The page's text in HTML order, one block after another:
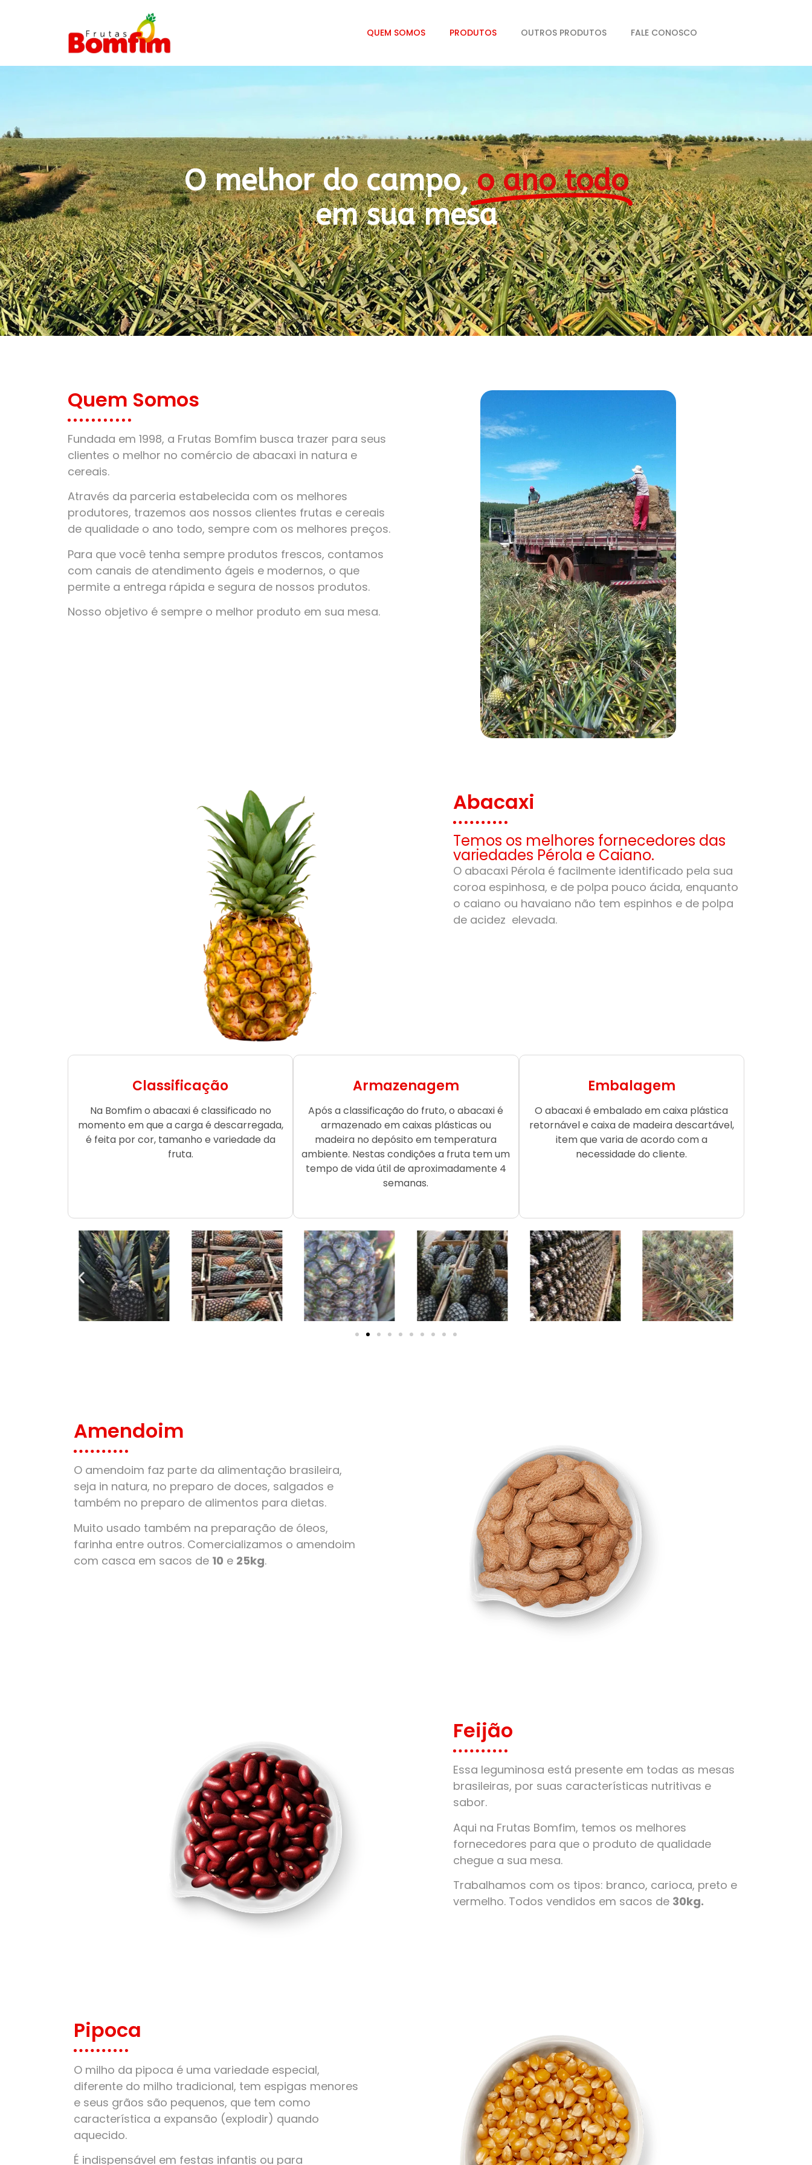
QUEM SOMOS PRODUTOS OUTROS PRODUTOS FALE CONOSCO
O melhor do campo,o ano todo
em sua mesa
Quem Somos
Fundada em 1998, a Frutas Bomfim busca trazer para seus
clientes o melhor no comércio de abacaxi in natura e
cereais.
Através da parceria estabelecida com os melhores
produtores, trazemos aos nossos clientes frutas e cereais
de qualidade o ano todo, sempre com os melhores preços.
Para que você tenha sempre produtos frescos, contamos
com canais de atendimento ágeis e modernos, o que
permite a entrega rápida e segura de nossos produtos.
Nosso objetivo é sempre o melhor produto em sua mesa.
Abacaxi
Temos os melhores fornecedores das
variedades Pérola e Caiano.
O abacaxi Pérola é facilmente identificado pela sua
coroa espinhosa, e de polpa pouco ácida, enquanto
o caiano ou havaiano não tem espinhos e de polpa
de acidez elevada.
Classificação
Na Bomfim o abacaxi é classificado no
momento em que a carga é descarregada,
é feita por cor, tamanho e variedade da
fruta.
Armazenagem
Após a classificação do fruto, o abacaxi é
armazenado em caixas plásticas ou
madeira no depósito em temperatura
ambiente. Nestas condições a fruta tem um
tempo de vida útil de aproximadamente 4
semanas.
Embalagem
O abacaxi é embalado em caixa plástica
retornável e caixa de madeira descartável,
item que varia de acordo com a
necessidade do cliente.
Amendoim
O amendoim faz parte da alimentação brasileira,
seja in natura, no preparo de doces, salgados e
também no preparo de alimentos para dietas.
Muito usado também na preparação de óleos,
farinha entre outros. Comercializamos o amendoim
com casca em sacos de 10 e 25kg.
Feijão
Essa leguminosa está presente em todas as mesas
brasileiras, por suas características nutritivas e
sabor.
Aqui na Frutas Bomfim, temos os melhores
fornecedores para que o produto de qualidade
chegue a sua mesa.
Trabalhamos com os tipos: branco, carioca, preto e
vermelho. Todos vendidos em sacos de 30kg.
Pipoca
O milho da pipoca é uma variedade especial,
diferente do milho tradicional, tem espigas menores
e seus grãos são pequenos, que tem como
característica a expansão (explodir) quando
aquecido.
É indispensável em festas infantis ou para